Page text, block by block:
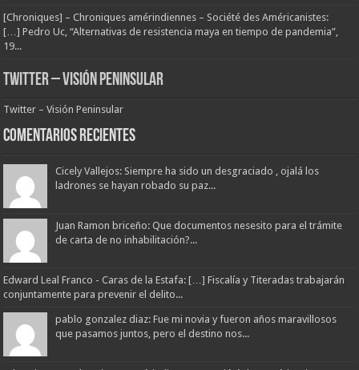
[Chroniques] – Chroniques amérindiennes – Société des Américanistes:
[…] Pedro Uc, “Alternativas de resistencia maya en tiempo de pandemia”,
19...
Twitter – Visión Peninsular
Twitter – Visión Peninsular
Comentarios Recientes
Cicely Vallejos: Siempre ha sido un desgraciado , ojalá los
ladrones se hayan robado su paz...
Juan Ramon briceño: Que documentos nesesito para el trámite
de carta de no inhabilitación?...
Edward Leal Franco - Caras de la Estafa: […] Fiscalía y Titeradas trabajarán
conjuntamente para prevenir el delito...
pablo gonzalez diaz: Fue mi novia y fueron años maravillosos
que pasamos juntos, pero el destino nos...